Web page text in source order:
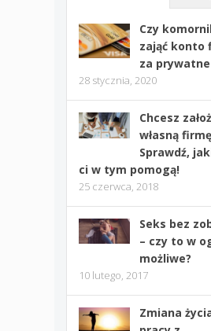
Czy
zająć konto
za prywatne
28 stycznia, 2020
Chcesz
własną
Sprawdź,
ci w tym pomogą!
25 czerwca, 2018
Seks bez
– czy to w
możliwe?
10 lutego, 2017
Zmiana